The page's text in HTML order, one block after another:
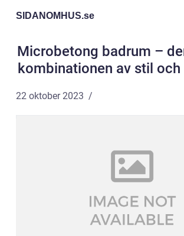
SIDANOMHUS.se
Microbetong badrum –
kombinationen av stil
22 oktober 2023